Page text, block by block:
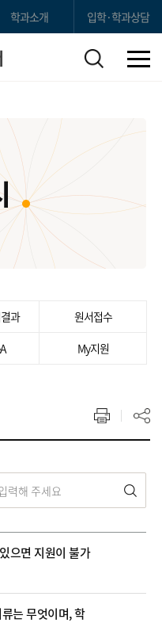
학과소개 입학·학과상담
과
원서접수
My지원
으면 지원이 불가
는 무엇이며, 학